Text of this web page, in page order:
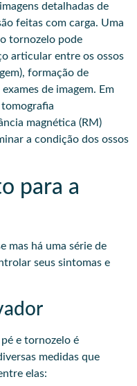
detalhadas de
feitas com carga. Uma
tornozelo pode
articular entre os ossos
formação de
de imagem. Em
magnética (RM)
a condição dos ossos
para a
mas há uma série de
seus sintomas e
e tornozelo é
medidas que
elas: